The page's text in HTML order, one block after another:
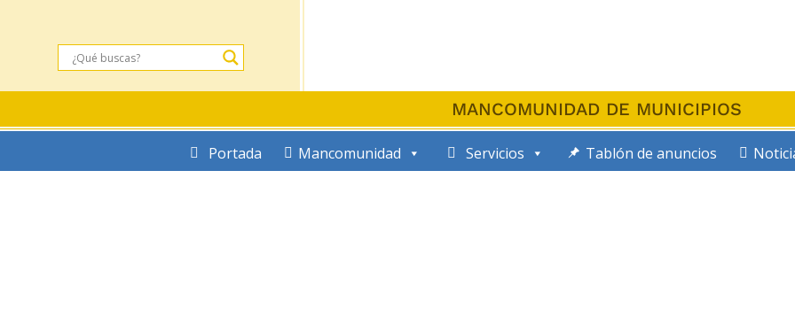
MANCOMUNIDAD DE MUNICIPIOS
Portada Mancomunidad Servicios Tablón de anuncios